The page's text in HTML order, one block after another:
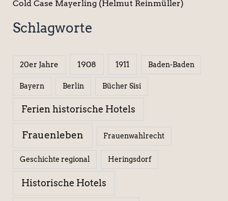
Cold Case Mayerling (Helmut Reinmüller)
Schlagworte
20er Jahre 1908 1911 Baden-Baden
Bayern Berlin Bücher Sisi
Ferien historische Hotels
Frauenleben Frauenwahlrecht
Geschichte regional Heringsdorf
Historische Hotels